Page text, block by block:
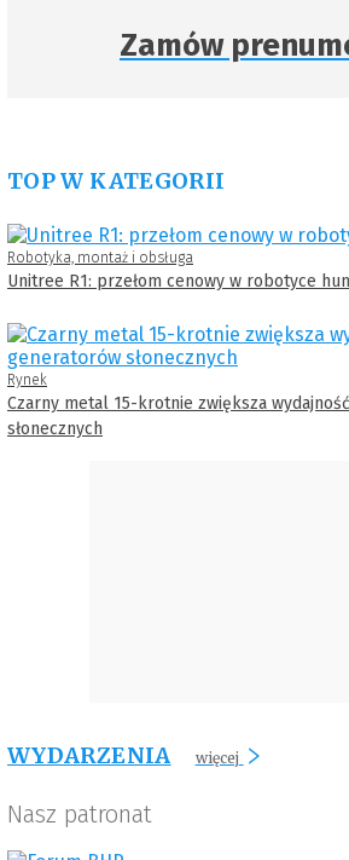
Zamów
TOP W KATEGORII
Robotyka, montaż i obsługa
Unitree R1: przełom cenowy w robotyce
Rynek
Czarny metal 15-krotnie zwiększa
słonecznych
WYDARZENIA więcej
Nasz patronat